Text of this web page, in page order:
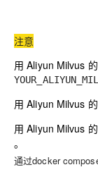
注意
用 Aliyun Milvus
用 Aliyun Milvus
用 Aliyun Milvus
。
通过docker